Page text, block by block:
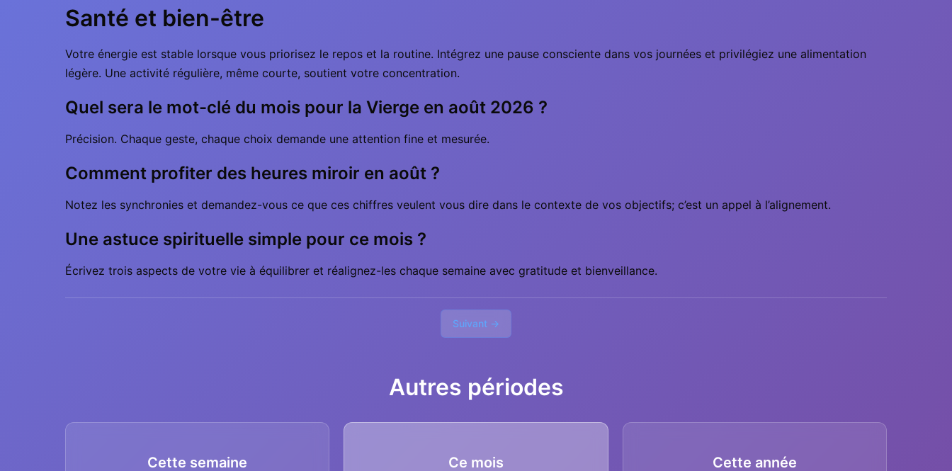
Santé et bien-être
Votre énergie est stable lorsque vous priorisez le repos et la routine. Intégrez une pause consciente dans vos journées et privilégiez une alimentation
légère. Une activité régulière, même courte, soutient votre concentration.
Quel sera le mot-clé du mois pour la Vierge en août 2026 ?
Précision. Chaque geste, chaque choix demande une attention fine et mesurée.
Comment profiter des heures miroir en août ?
Notez les synchronies et demandez-vous ce que ces chiffres veulent vous dire dans le contexte de vos objectifs; c’est un appel à l’alignement.
Une astuce spirituelle simple pour ce mois ?
Écrivez trois aspects de votre vie à équilibrer et réalignez-les chaque semaine avec gratitude et bienveillance.
Suivant →
Autres périodes
Cette semaine Ce mois Cette année